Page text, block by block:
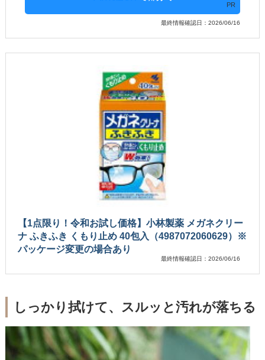
PR
最終情報確認日：2026/06/16
【1点限り！令和お試し価格】小林製薬 メガネクリー
ナ ふきふき くもり止め 40包入（4987072060629）※
パッケージ変更の場合あり
最終情報確認日：2026/06/16
しっかり拭けて、スルッと汚れが落ちる